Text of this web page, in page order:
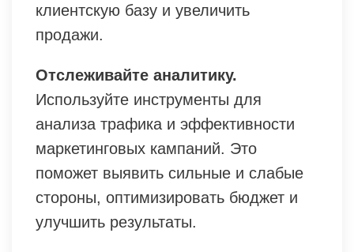
клиентскую базу и увеличить
продажи.
Отслеживайте аналитику.
Используйте инструменты для
анализа трафика и эффективности
маркетинговых кампаний. Это
поможет выявить сильные и слабые
стороны, оптимизировать бюджет и
улучшить результаты.